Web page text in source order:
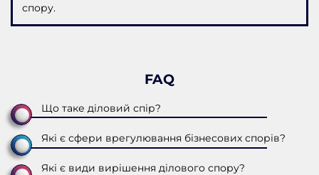
спору.
FAQ
Що таке діловий спір?
Які є сфери врегулювання бізнесових спорів?
Які є види вирішення ділового спору?